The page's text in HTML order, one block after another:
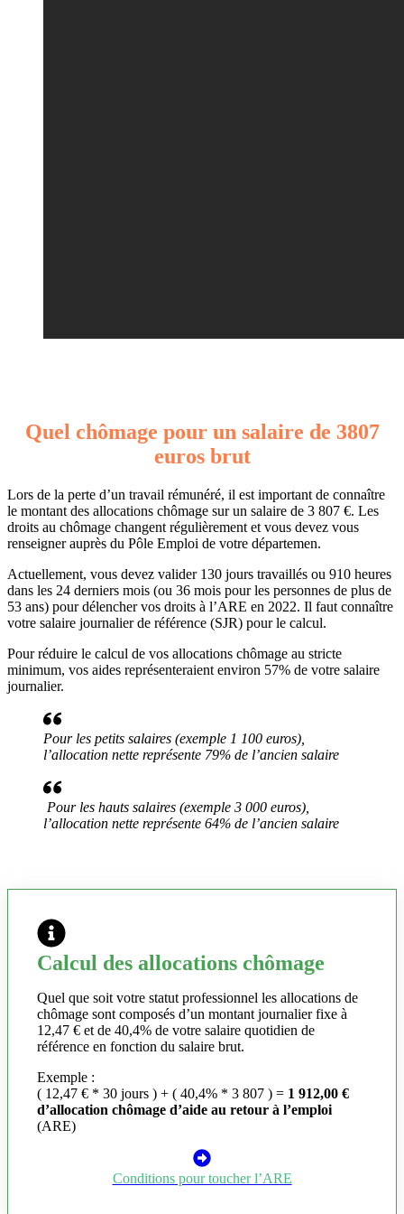
Quel chômage pour un salaire de 3807
euros brut
Lors de la perte d’un travail rémunéré, il est important de connaître
le montant des allocations chômage sur un salaire de 3 807 €. Les
droits au chômage changent régulièrement et vous devez vous
renseigner auprès du Pôle Emploi de votre départemen.
Actuellement, vous devez valider 130 jours travaillés ou 910 heures
dans les 24 derniers mois (ou 36 mois pour les personnes de plus de
53 ans) pour délencher vos droits à l’ARE en 2022. Il faut connaître
votre salaire journalier de référence (SJR) pour le calcul.
Pour réduire le calcul de vos allocations chômage au stricte
minimum, vos aides représenteraient environ 57% de votre salaire
journalier.
Pour les petits salaires (exemple 1 100 euros),
l’allocation nette représente 79% de l’ancien salaire
Pour les hauts salaires (exemple 3 000 euros),
l’allocation nette représente 64% de l’ancien salaire
Calcul des allocations chômage
Quel que soit votre statut professionnel les allocations de
chômage sont composés d’un montant journalier fixe à
12,47 € et de 40,4% de votre salaire quotidien de
référence en fonction du salaire brut.
Exemple :
( 12,47 € * 30 jours ) + ( 40,4% * 3 807 ) = 1 912,00 €
d’allocation chômage d’aide au retour à l’emploi
(ARE)
Conditions pour toucher l’ARE